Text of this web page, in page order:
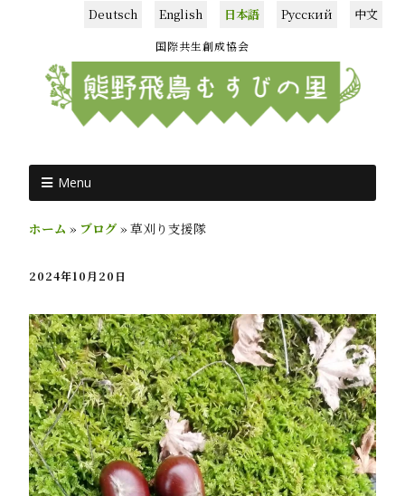
Deutsch English 日本語 Русский 中文
国際共生創成協会
Menu
ホーム » ブログ » 草刈り支援隊
2024年10月20日